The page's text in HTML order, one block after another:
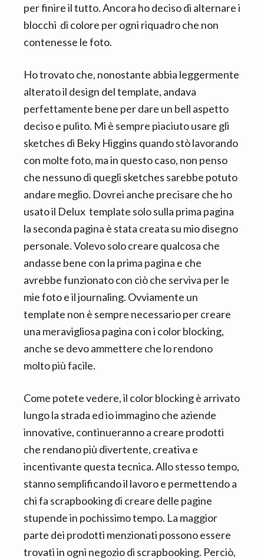
per finire il tutto. Ancora ho deciso di alternare i
blocchi di colore per ogni riquadro che non
contenesse le foto.
Ho trovato che, nonostante abbia leggermente
alterato il design del template, andava
perfettamente bene per dare un bell aspetto
deciso e pulito. Mi è sempre piaciuto usare gli
sketches di Beky Higgins quando stò lavorando
con molte foto, ma in questo caso, non penso
che nessuno di quegli sketches sarebbe potuto
andare meglio. Dovrei anche precisare che ho
usato il Delux template solo sulla prima pagina
la seconda pagina è stata creata su mio disegno
personale. Volevo solo creare qualcosa che
andasse bene con la prima pagina e che
avrebbe funzionato con ciò che serviva per le
mie foto e il journaling. Ovviamente un
template non è sempre necessario per creare
una meravigliosa pagina con i color blocking,
anche se devo ammettere che lo rendono
molto più facile.
Come potete vedere, il color blocking è arrivato
lungo la strada ed io immagino che aziende
innovative, continueranno a creare prodotti
che rendano più divertente, creativa e
incentivante questa tecnica. Allo stesso tempo,
stanno semplificando il lavoro e permettendo a
chi fa scrapbooking di creare delle pagine
stupende in pochissimo tempo. La maggior
parte dei prodotti menzionati possono essere
trovati in ogni negozio di scrapbooking. Perciò,